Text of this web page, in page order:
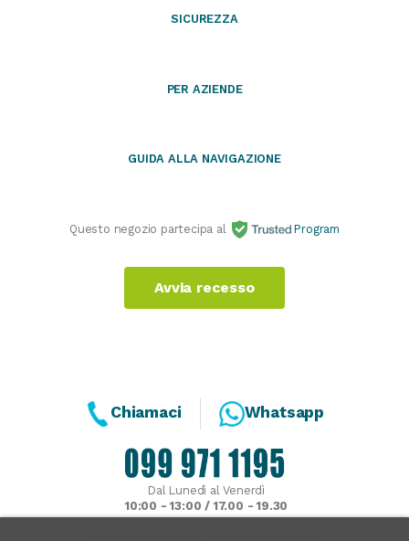
SICUREZZA
PER AZIENDE
GUIDA ALLA NAVIGAZIONE
Questo negozio partecipa al Program
Avvia recesso
Chiamaci Whatsapp
Dal Lunedì al Venerdì
10:00 - 13:00 / 17.00 - 19.30